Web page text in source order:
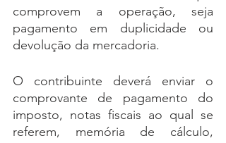
comprovem a operação, seja
pagamento em duplicidade ou
devolução da mercadoria.
O contribuinte deverá enviar o
comprovante de pagamento do
imposto, notas fiscais ao qual se
referem, memória de cálculo,